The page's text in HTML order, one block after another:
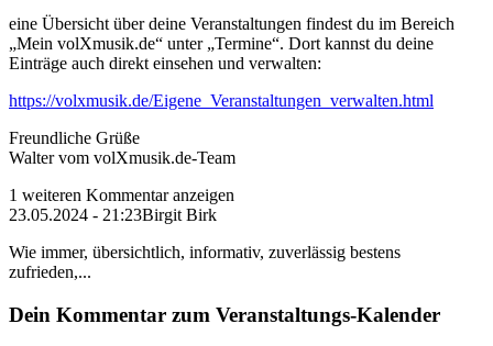
eine Übersicht über deine Veranstaltungen findest du im Bereich
„Mein volXmusik.de“ unter „Termine“. Dort kannst du deine
Einträge auch direkt einsehen und verwalten:
https://volxmusik.de/Eigene_Veranstaltungen_verwalten.html
Freundliche Grüße
Walter vom volXmusik.de-Team
1 weiteren Kommentar anzeigen
23.05.2024 - 21:23Birgit Birk
Wie immer, übersichtlich, informativ, zuverlässig bestens
zufrieden,...
Dein Kommentar zum Veranstaltungs-Kalender